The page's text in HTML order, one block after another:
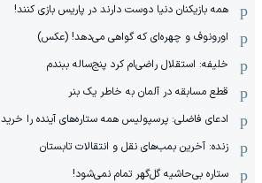
همه بازیکنان دنیا دوست دارند در پاریس بازی کنند!
اورونوف و چهره‌ای که گواهی می‌دهد! (عکس)
خلیفه: استقلال راضی‌ام کرد پنج‌ساله ببندم
قطع مسابقه در آلمان به خاطر یک بنر
ادعای فاضلی: پرسپولیس همه ستاره‌های آینده را خرید
زنده: آخرین بمب‌های نقل و انتقالات تابستان
ستاره بی‌حاشیه گل‌گهر تمام نمی‌شود!